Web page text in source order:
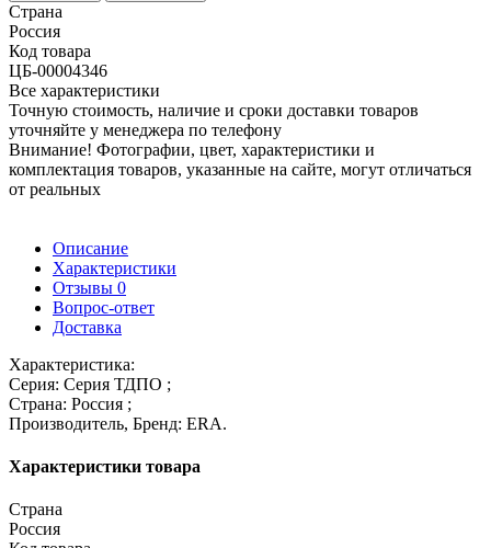
Страна
Россия
Код товара
ЦБ-00004346
Все характеристики
Точную стоимость, наличие и сроки доставки товаров
уточняйте у менеджера по телефону
Внимание! Фотографии, цвет, характеристики и
комплектация товаров, указанные на сайте, могут отличаться
от реальных
Описание
Характеристики
Отзывы 0
Вопрос-ответ
Доставка
Характеристика:
Серия: Серия ТДПО ;
Страна: Россия ;
Производитель, Бренд: ERA.
Характеристики товара
Страна
Россия